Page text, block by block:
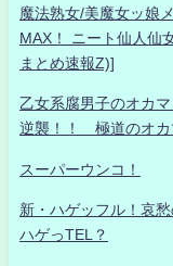
魔法熟女/美魔女ッ娘
MAX！ ニート仙人仙
まとめ速報Z)]
乙女系腐男子のオカ
逆襲！！ 極道のオカ
スーパーウンコ！
新・ハゲッフル！哀
ハゲっTEL？